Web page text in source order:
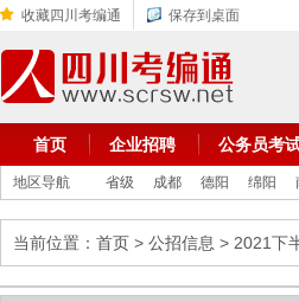
收藏四川考编通 保存到桌面
首页 企业招聘 公务员考
地区导航 省级 成都 德阳 绵阳
当前位置： 首页 > 公招信息 > 2021下